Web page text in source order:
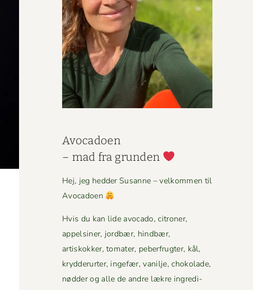
Avo­ca­doen
– mad fra grun­den
Hej, jeg hed­der Susanne – velkom­men til
Avocadoen
Hvis du kan lide avo­ca­do, cit­roner,
appelsin­er, jord­bær, hind­bær,
artiskokker, tomater, peber­frugter, kål,
kry­d­derurter, inge­fær, vanil­je, choko­lade,
nød­der og alle de andre lækre ingre­di­